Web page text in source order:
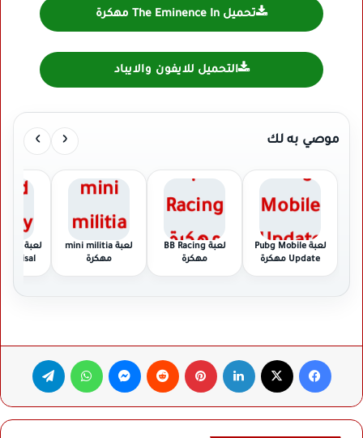
تحميل The Eminence In مهكرة
التحميل للايفون والايباد
موصي به لك ‹
›
لعبة Pubg Mobile
Update مهكرة
لعبة BB Racing
مهكرة
لعبة mini militia
مهكرة
فيسبوك لينكدإن بينتيريست ماسنجر واتساب